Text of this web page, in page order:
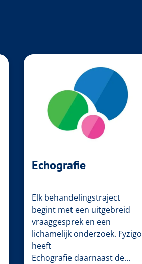
Echografie
Elk behandelingstraject
begint met een uitgebreid
vraaggesprek en een
lichamelijk onderzoek. Fyzigo
heeft
Echografie daarnaast de…